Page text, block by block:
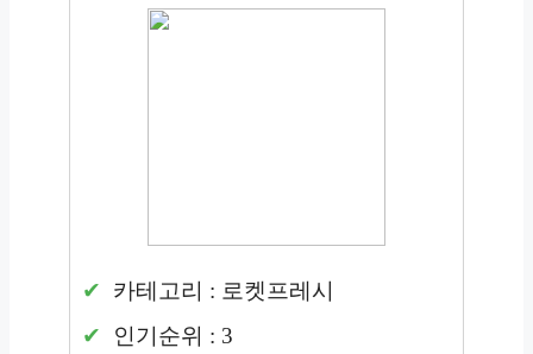
카테고리 : 로켓프레시
인기순위 : 3